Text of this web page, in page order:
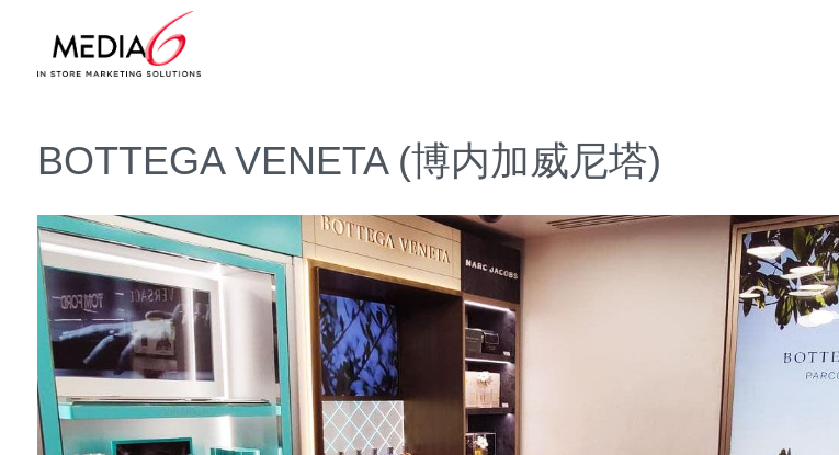
BOTTEGA VENETA (博内加威尼塔)